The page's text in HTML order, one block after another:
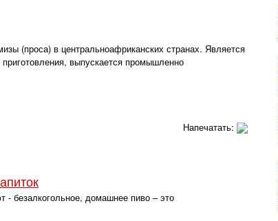
(проса) в центральноафриканских странах. Является
выпускается промышленно
Напечатать:
- безалкогольное, домашнее пиво – это